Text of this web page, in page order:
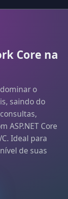
Core na
o
saindo do
ASP.NET Core
Ideal para
de suas